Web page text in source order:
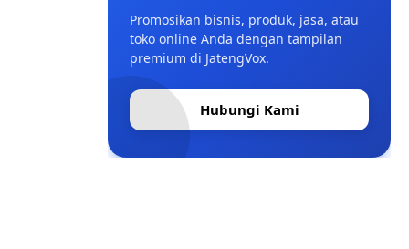
Promosikan bisnis, produk, jasa, atau
toko online Anda dengan tampilan
premium di JatengVox.
Hubungi Kami